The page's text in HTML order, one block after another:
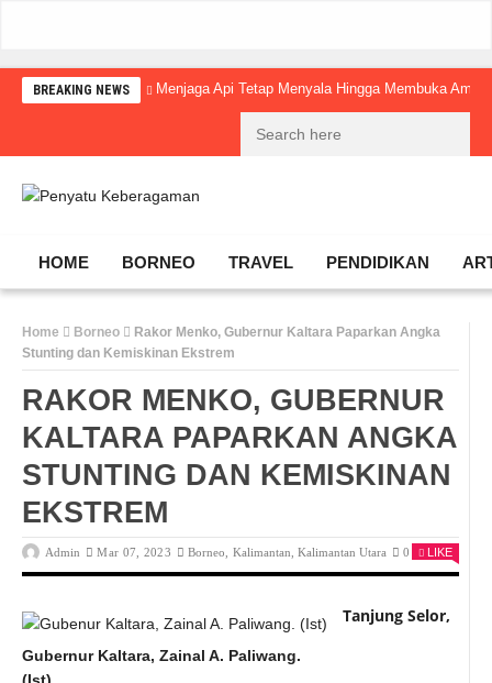
BREAKING NEWS Menjaga Api Tetap Menyala Hingga Membuka
HOME BORNEO TRAVEL PENDIDIKAN
Home Borneo
Rakor Menko, Gubernur Kaltara Paparkan Angka
Stunting dan Kemiskinan Ekstrem
RAKOR MENKO, GUBERNUR
KALTARA PAPARKAN ANGKA
STUNTING DAN KEMISKINAN
EKSTREM
Admin Mar 07, 2023 Borneo Kalimantan ,Kalimantan Utara 0 LIKE
Gubernur Kaltara, Zainal A. Paliwang.
Tanjung Selor,